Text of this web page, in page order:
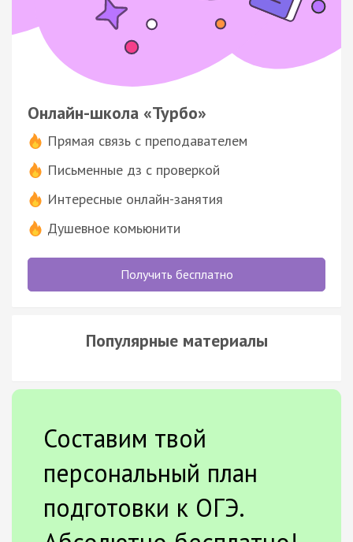
Онлайн-школа «Турбо»
Прямая связь с преподавателем
Письменные дз с проверкой
Интересные онлайн-занятия
Душевное комьюнити
Получить бесплатно
Популярные материалы
Составим твой
персональный план
подготовки к ОГЭ.